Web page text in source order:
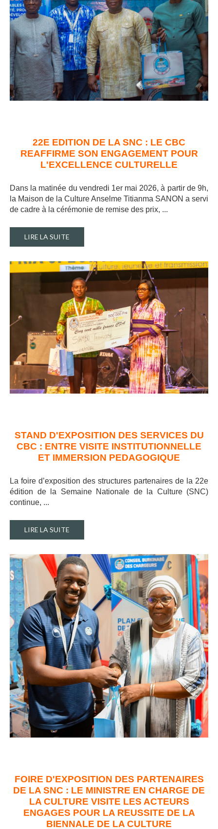
22E EDITION DE LA SNC : LE CBC
REAFFIRME SON ENGAGEMENT POUR
L'EXCELLENCE CULTURELLE
Dans la matinée du vendredi 1er mai 2026, à partir de 9h,
la Maison de la Culture Anselme Titianma SANON a servi
de cadre à la cérémonie de remise des prix, ...
LIRE LA SUITE
STAND D'EXPOSITION DES SERVICES DU
CBC : ENTRE VISITE INSTITUTIONNELLE
ET IMMERSION PEDAGOGIQUE
La foire d’exposition des structures partenaires de la 22e
édition de la Semaine Nationale de la Culture (SNC)
continue, ...
LIRE LA SUITE
FOIRE D'EXPOSITION DES PARTENAIRES
DE LA SNC : LE MINISTRE EN CHARGE DE
LA CULTURE VISITE LES ACTEURS
ENGAGES POUR LA REUSSITE DE LA
BIENNALE DE LA CULTURE